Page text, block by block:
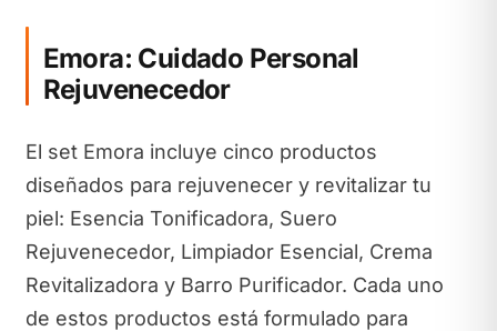
Emora: Cuidado Personal
Rejuvenecedor
El set Emora incluye cinco productos
diseñados para rejuvenecer y revitalizar tu
piel: Esencia Tonificadora, Suero
Rejuvenecedor, Limpiador Esencial, Crema
Revitalizadora y Barro Purificador. Cada uno
de estos productos está formulado para